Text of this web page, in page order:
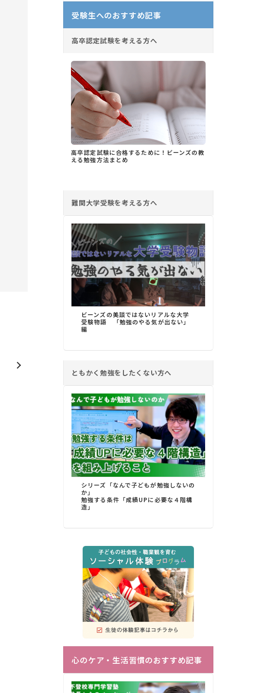
受験生へのおすすめ記事
高卒認定試験を考える方へ
高卒認定試験に合格するために！ビーンズの教
える勉強方法まとめ
難関大学受験を考える方へ
ビーンズの美談ではないリアルな大学
受験物語 「勉強のやる気が出ない」
編
ともかく勉強をしたくない方へ
シリーズ「なんで子どもが勉強しないの
か」
勉強する条件「成績UPに必要な４階構
造」
心のケア・生活習慣のおすすめ記事